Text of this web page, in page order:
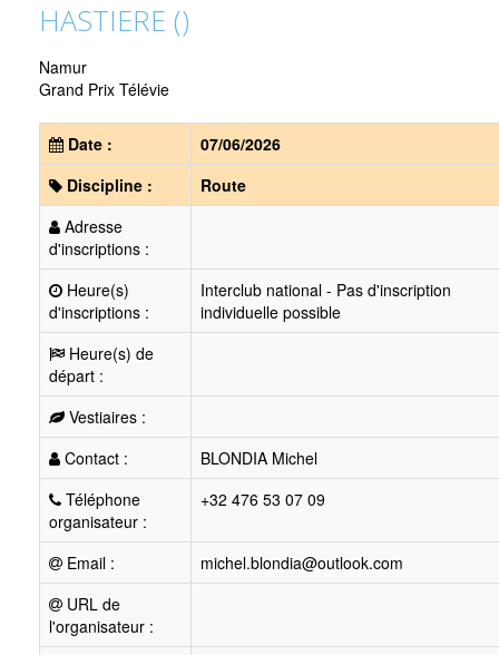
HASTIERE ()
Namur
Grand Prix Télévie
Date :
07/06/2026
Discipline :
Route
Adresse
d'inscriptions :
Heure(s)
d'inscriptions :
Interclub national - Pas d'inscription
individuelle possible
Heure(s) de
départ :
Vestiaires :
Contact :
BLONDIA Michel
Téléphone
organisateur :
+32 476 53 07 09
Email :
michel.blondia@outlook.com
URL de
l'organisateur :